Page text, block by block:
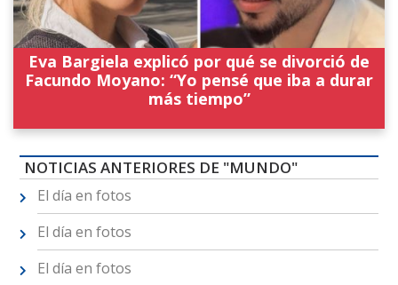
Eva Bargiela explicó por qué se divorció de
Facundo Moyano: “Yo pensé que iba a durar
más tiempo”
NOTICIAS ANTERIORES DE "MUNDO"
El día en fotos
El día en fotos
El día en fotos